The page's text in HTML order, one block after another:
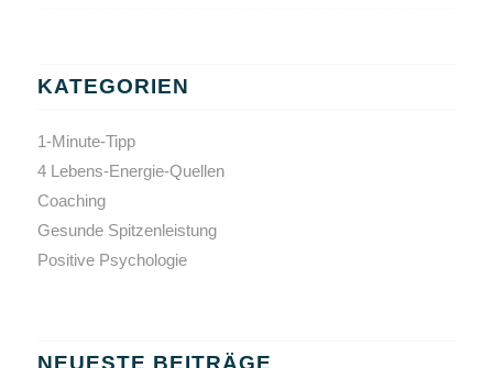
KATEGORIEN
1-Minute-Tipp
4 Lebens-Energie-Quellen
Coaching
Gesunde Spitzenleistung
Positive Psychologie
NEUESTE BEITRÄGE